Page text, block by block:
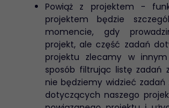
Powiąż z projektem -
projektem będzie
momencie, gdy
projekt, ale część zadań
projektu zlecamy w
sposób filtrując listę zadań
nie będziemy widzieć
dotyczących naszego